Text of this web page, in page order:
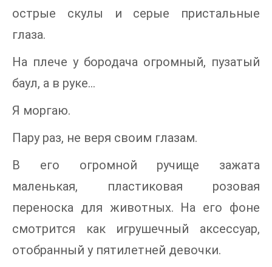
острые скулы и серые пристальные
глаза.
На плече у бородача огромный, пузатый
баул, а в руке…
Я моргаю.
Пару раз, не веря своим глазам.
В его огромной ручище зажата
маленькая, пластиковая розовая
переноска для животных. На его фоне
смотрится как игрушечный аксессуар,
отобранный у пятилетней девочки.